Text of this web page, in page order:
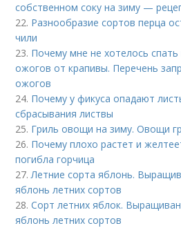
собственном соку на зиму —
22. Разнообразие сортов перца
чили
23. Почему мне не хотелось
ожогов от крапивы. Перечень
ожогов
24. Почему у фикуса опадают
сбрасывания листвы
25. Гриль овощи на зиму. Овощи
26. Почему плохо растет и
погибла горчица
27.Летние сорта яблонь.
яблонь летних сортов
28.Сорт летних яблок.
яблонь летних сортов